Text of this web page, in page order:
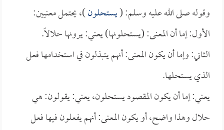
وقوله صلى الله عليه وسلم: (يستحلون)، يحتمل معنيين:
الأول: إما أن المعنى: (يستحلونها) يعني: يرونها حلالاً.
الثاني: وإما أن يكون المعنى: أنهم يتبذلون في استخدامها فعل
الذي يستحلها.
يعني: إما أن يكون المقصود يستحلون، يعني: يقولون: هي
حلال وهذا واضح، أو يكون المعنى: أنهم يفعلون فيها فعل